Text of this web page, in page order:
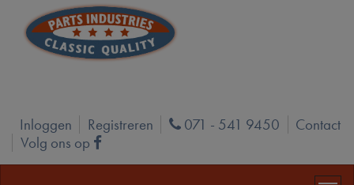
Inloggen Registreren Phone
071 - 541 9450
Contact
Volg ons op
Facebook